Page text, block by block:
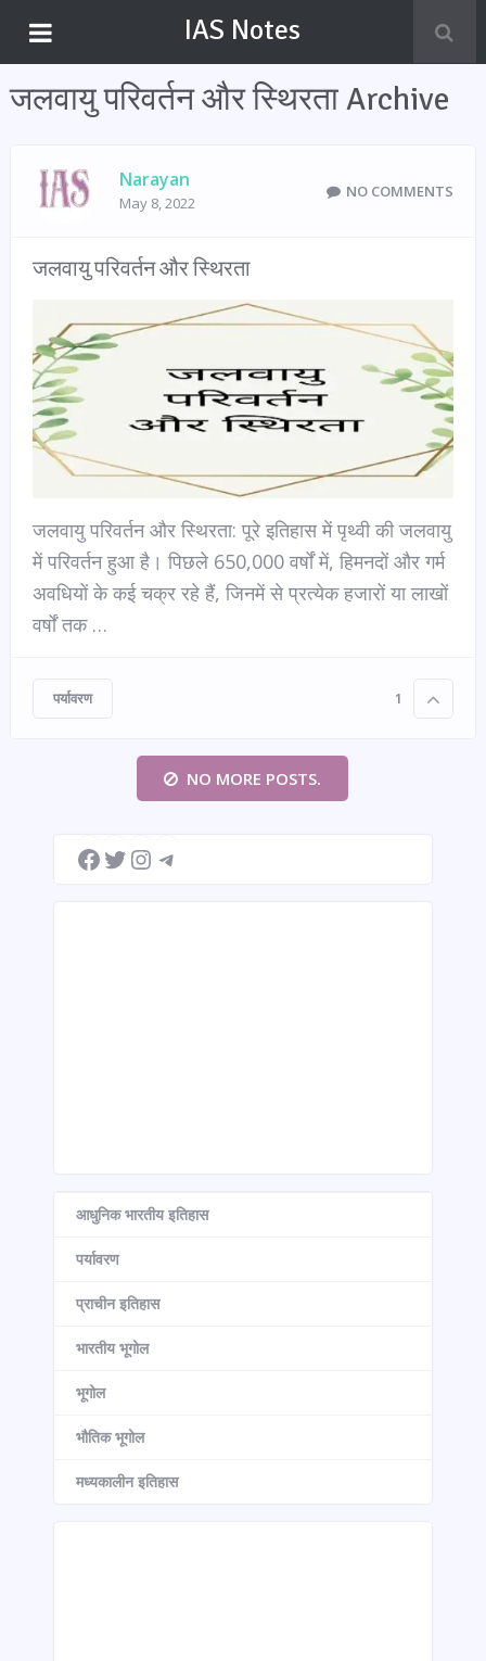
IAS Notes
जलवायु परिवर्तन और स्थिरता Archive
Narayan
May 8, 2022
NO COMMENTS
जलवायु परिवर्तन और स्थिरता
जलवायु परिवर्तन और स्थिरता: पूरे इतिहास में पृथ्वी की जलवायु
में परिवर्तन हुआ है। पिछले 650,000 वर्षों में, हिमनदों और गर्म
अवधियों के कई चक्र रहे हैं, जिनमें से प्रत्येक हजारों या लाखों
वर्षों तक …
पर्यावरण 1
NO MORE POSTS.
Facebook
TwitterInstagram
आधुनिक भारतीय इतिहास
पर्यावरण
प्राचीन इतिहास
भारतीय भूगोल
भूगोल
भौतिक भूगोल
मध्यकालीन इतिहास